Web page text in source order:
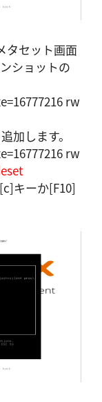
タセット画面
ショットの
rw
加します。
rw
キーか[F10]